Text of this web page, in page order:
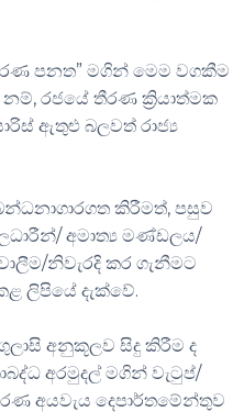
පනත” මගින් මෙම වගකීම
රජයේ තීරණ ක්‍රියාත්මක
ඇතුළු බලවත් රාජ්‍ය
කිරීමත්, පසුව
අමාත්‍ය මණ්ඩලය/
නිවැරදි කර ගැනීමට
ලිපියේ දැක්වේ.
අනුකූලව සිදු කිරීම ද
අරමුදල් මගින් වැටුප්/
අයවැය දෙපාර්තමේන්තුව